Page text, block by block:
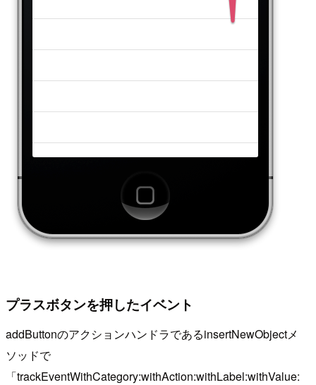
プラスボタンを押したイベント
addButtonのアクションハンドラであるinsertNewObjectメ
ソッドで
「trackEventWithCategory:withAction:withLabel:withValue: